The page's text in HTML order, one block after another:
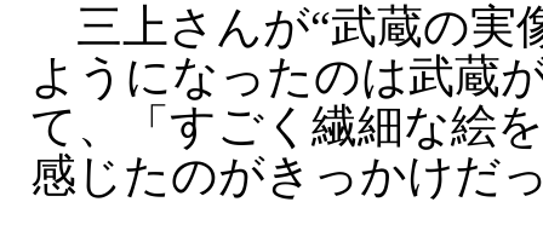
三上さんが“武蔵の実
ようになったのは武蔵
て、「すごく繊細な絵
感じたのがきっかけだ